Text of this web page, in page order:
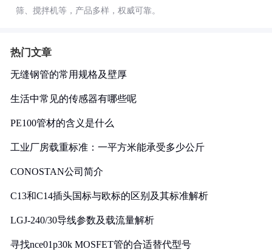
筛、搅拌机等，产品多样，权威可靠。
热门文章
无缝钢管的常用规格及壁厚
生活中常见的传感器有哪些呢
PE100管材的含义是什么
工业厂房载重标准：一平方米能承受多少公斤
CONOSTAN公司简介
C13和C14插头国标与欧标的区别及其标准解析
LGJ-240/30导线参数及载流量解析
寻找nce01p30k MOSFET管的合适替代型号